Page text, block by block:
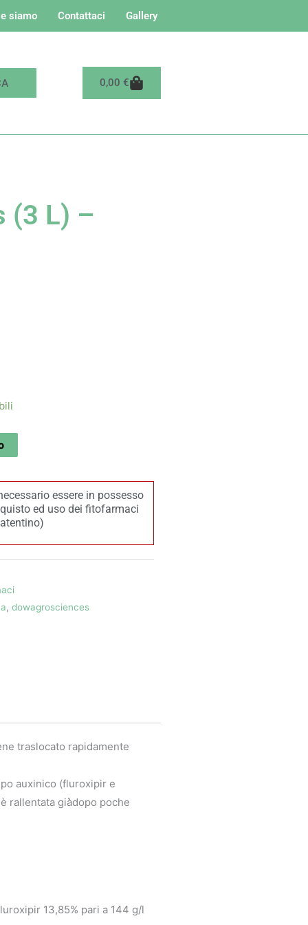
siamo Contattaci Gallery
0,00 €Carrello
(3 L) –
essere in possesso
ed uso dei fitofarmaci
, dowagrosciences
traslocato rapidamente
auxinico (fluroxipir e
rallentata già̀dopo poche
13,85% pari a 144 g/l